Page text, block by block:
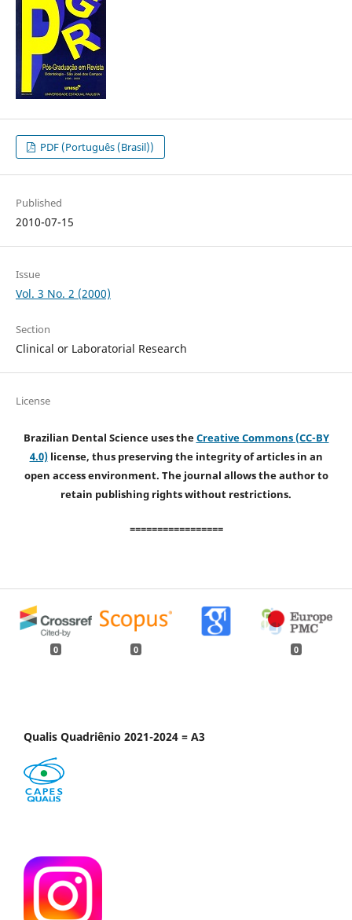
PDF (Português (Brasil))
Published
2010-07-15
Issue
Vol. 3 No. 2 (2000)
Section
Clinical or Laboratorial Research
License
Brazilian Dental Science uses theCreative Commons (CC-BY
4.0)license, thus preserving the integrity of articles in an
open access environment. The journal allows the author to
retain publishing rights without restrictions.
=================
0 0 0
Qualis Quadriênio 2021-2024 = A3